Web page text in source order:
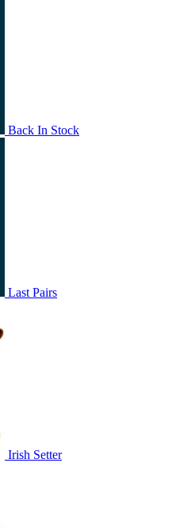
Back In Stock
Last Pairs
Irish Setter